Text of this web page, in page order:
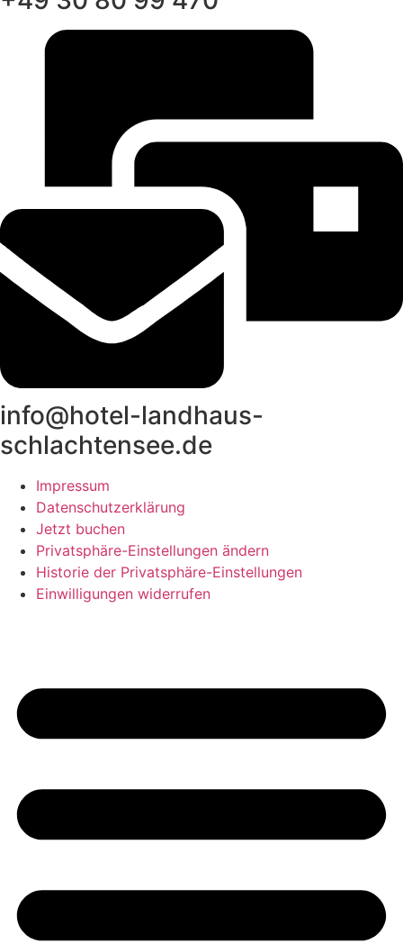
info@hotel-landhaus-
schlachtensee.de
Impressum
Datenschutzerklärung
Jetzt buchen
Privatsphäre-Einstellungen ändern
Historie der Privatsphäre-Einstellungen
Einwilligungen widerrufen